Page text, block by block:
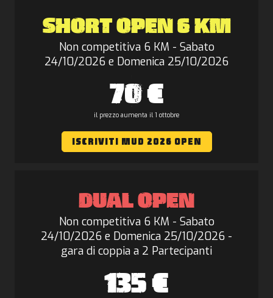
SHORT OPEN 6 KM
Non competitiva 6 KM - Sabato
24/10/2026 e Domenica 25/10/2026
70 €
il prezzo aumenta il 1 ottobre
ISCRIVITI MUD 2026 OPEN
DUAL OPEN
Non competitiva 6 KM - Sabato
24/10/2026 e Domenica 25/10/2026 -
gara di coppia a 2 Partecipanti
135 €